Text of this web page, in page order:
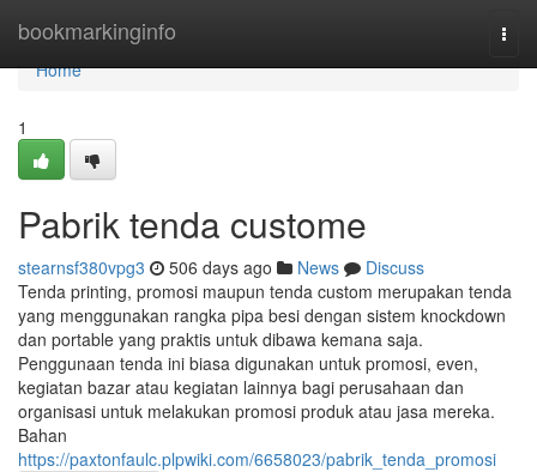
bookmarkinginfo
Home
Home
1
Pabrik tenda custome
stearnsf380vpg3 506 days ago News
Discuss
Tenda printing, promosi maupun tenda custom merupakan tenda
yang menggunakan rangka pipa besi dengan sistem knockdown
dan portable yang praktis untuk dibawa kemana saja.
Penggunaan tenda ini biasa digunakan untuk promosi, even,
kegiatan bazar atau kegiatan lainnya bagi perusahaan dan
organisasi untuk melakukan promosi produk atau jasa mereka.
Bahan
https://paxtonfaulc.plpwiki.com/6658023/pabrik_tenda_promosi